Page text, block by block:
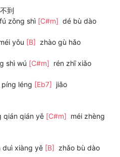
到
zǒng shì [C#m] dé bù dào
yǒu [B] zhào gù hǎo
shì wú [C#m] rén zhī xiǎo
léng [Eb7] jiǎo
qián qián yě [C#m] méi zhèng
duì xiàng yě [B] zhǎo bù dào